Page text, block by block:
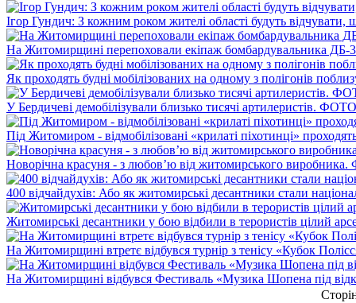
Ігор Гундич: З кожним роком жителі області будуть
На Житомирщині перепоховали екіпаж бомбардувальника
Як проходять будні мобілізованих на одному з полігонів
У Бердичеві демобілізували близько тисячі артилеристів. ФОТО
Під Житомиром - відмобілізовані «крилаті піхотинці»
Новорічна красуня - з любов’ю від житомирського
400 відчайдухів: Або як житомирські десантники стали
Житомирські десантники у бою відбили в терористів цілий
На Житомирщині втретє відбувся турнір з тенісу «Кубок
На Житомирщині відбувся Фестиваль «Музика Шопена під